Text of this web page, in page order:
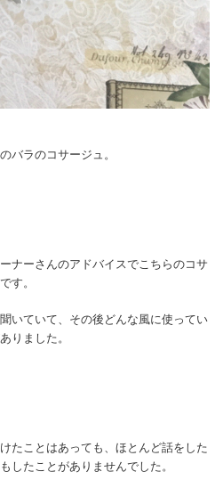
バラのコサージュ。
ナーさんのアドバイスでこちらのコサ
す。
いていて、その後どんな風に使ってい
りました。
たことはあっても、ほとんど話をした
したことがありませんでした。